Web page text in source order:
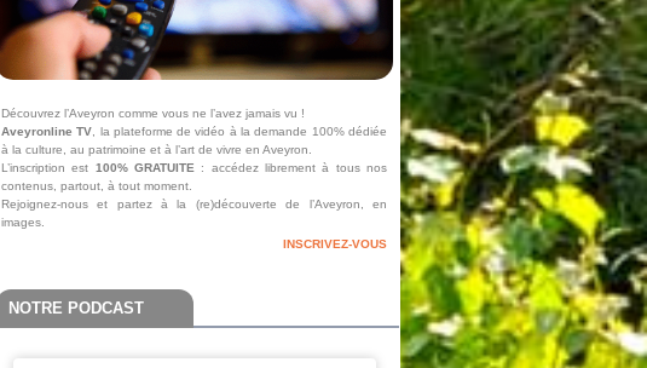
Découvrez l’Aveyron comme vous ne l’avez jamais vu !
Aveyronline TV , la plateforme de vidéo à la demande 100% dédiée
à la culture, au patrimoine et à l’art de vivre en Aveyron.
L’inscription est 100% GRATUITE : accédez librement à tous nos
contenus, partout, à tout moment.
Rejoignez-nous et partez à la (re)découverte de l’Aveyron, en
images.
INSCRIVEZ-VOUS
NOTRE PODCAST